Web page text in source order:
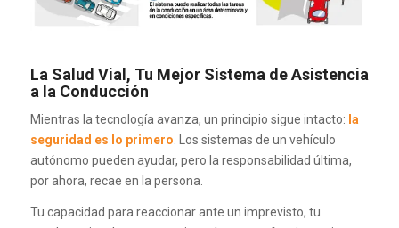
La Salud Vial, Tu Mejor Sistema de Asistencia
a la Conducción
Mientras la tecnología avanza, un principio sigue intacto: la
seguridad es lo primero. Los sistemas de un vehículo
autónomo pueden ayudar, pero la responsabilidad última,
por ahora, recae en la persona.
Tu capacidad para reaccionar ante un imprevisto, tu